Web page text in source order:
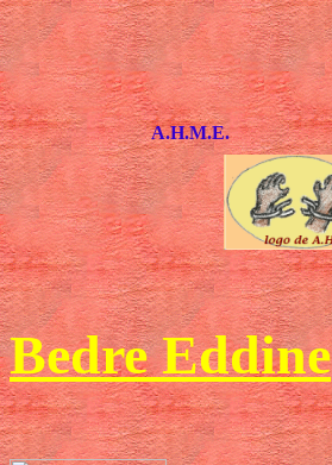
A.H.M.E.
Bedre Eddine